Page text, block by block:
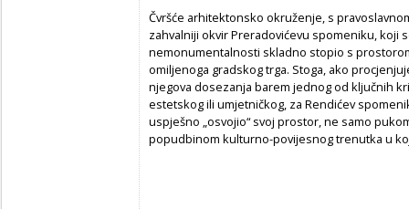
Čvršće arhitektonsko okruženje, s
zahvalniji okvir Preradovićevu spomeniku, koji
nemonumentalnosti skladno stopio s
omiljenoga gradskog trga. Stoga, ako
njegova dosezanja barem jednog od ključnih
estetskog ili umjetničkog, za Rendićev
uspješno „osvojio“ svoj prostor, ne samo
popudbinom kulturno-povijesnog trenutka u